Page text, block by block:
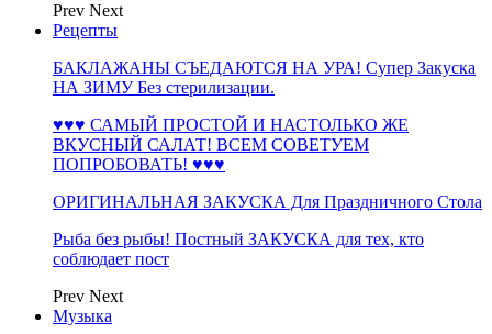
Prev Next
Рецепты
БАКЛАЖАНЫ СЪЕДАЮТСЯ НА УРА! Супер Закуска
НА ЗИМУ Без стерилизации.
♥♥♥ САМЫЙ ПРОСТОЙ И НАСТОЛЬКО ЖЕ
ВКУСНЫЙ САЛАТ! ВСЕМ СОВЕТУЕМ
ПОПРОБОВАТЬ! ♥♥♥
ОРИГИНАЛЬНАЯ ЗАКУСКА Для Праздничного Стола
Рыба без рыбы! Постный ЗАКУСКА для тех, кто
соблюдает пост
Prev Next
Музыка